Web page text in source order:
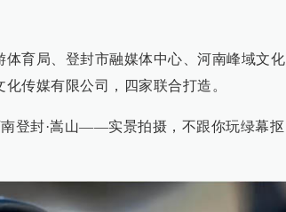
育局、登封市融媒体中心、河南峰域文化
传媒有限公司，四家联合打造。
登封·嵩山——实景拍摄，不跟你玩绿幕抠